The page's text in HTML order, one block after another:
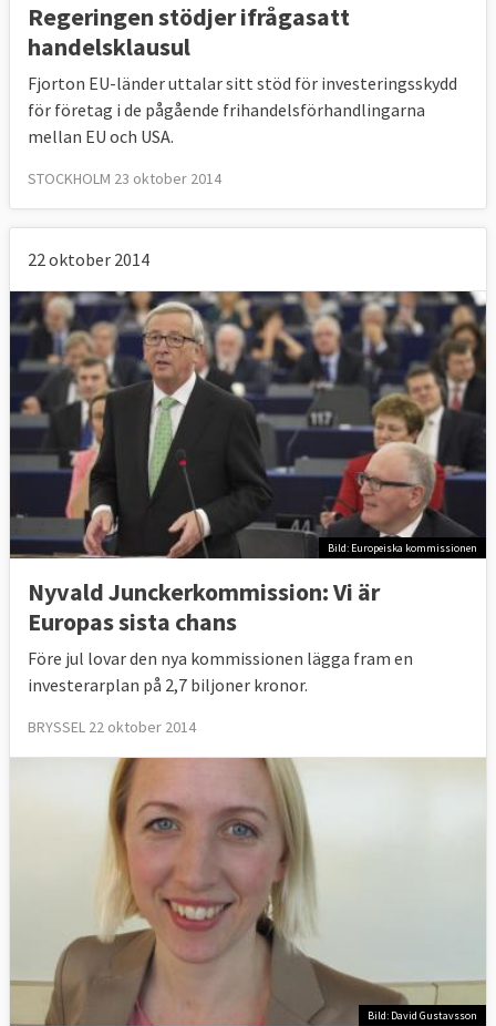
Regeringen stödjer ifrågasatt
handelsklausul
Fjorton EU-länder uttalar sitt stöd för investeringsskydd
för företag i de pågående frihandelsförhandlingarna
mellan EU och USA.
STOCKHOLM 23 oktober 2014
22 oktober 2014
Bild: Europeiska kommissionen
Nyvald Junckerkommission: Vi är
Europas sista chans
Före jul lovar den nya kommissionen lägga fram en
investerarplan på 2,7 biljoner kronor.
BRYSSEL 22 oktober 2014
Bild: David Gustavsson